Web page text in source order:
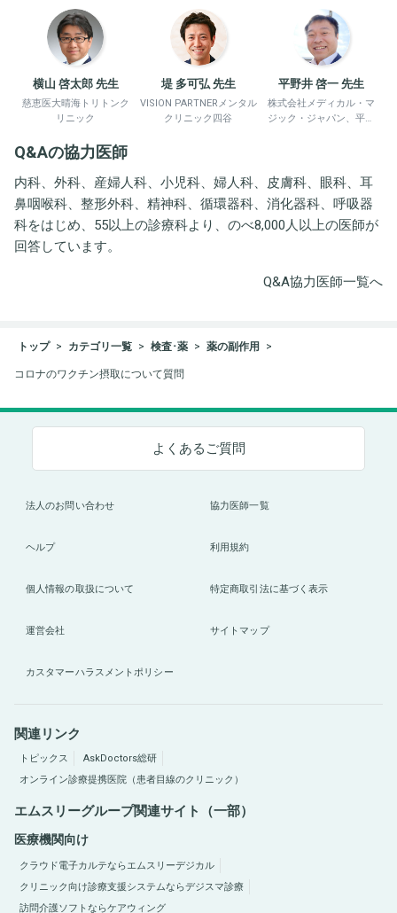
横山 啓太郎 先生
慈恵医大晴海トリトンク
リニック
堤 多可弘 先生
VISION PARTNERメンタル
クリニック四谷
平野井 啓一 先生
株式会社メディカル・マ
ジック・ジャパン、平野
Q&Aの協力医師
内科、外科、産婦人科、小児科、婦人科、皮膚科、眼科、耳
鼻咽喉科、整形外科、精神科、循環器科、消化器科、呼吸器
科をはじめ、55以上の診療科より、のべ8,000人以上の医師が
回答しています。
Q&A協力医師一覧へ
トップ カテゴリ一覧 検査･薬 薬の副作用
コロナのワクチン摂取について質問
よくあるご質問
法人のお問い合わせ 協力医師一覧
ヘルプ 利用規約
個人情報の取扱について 特定商取引法に基づく表示
運営会社 サイトマップ
カスタマーハラスメントポリシー
関連リンク
トピックス
AskDoctors総研
オンライン診療提携医院（患者目線のクリニック）
エムスリーグループ関連サイト（一部）
医療機関向け
クラウド電子カルテならエムスリーデジカル
クリニック向け診療支援システムならデジスマ診療
訪問介護ソフトならケアウィング